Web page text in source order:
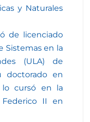
y Naturales
de licenciado
Sistemas en la
(ULA) de
doctorado en
lo cursó en la
Federico II en